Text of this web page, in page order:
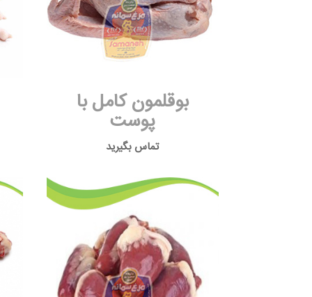
بوقلمون کامل با
پوست
تماس بگیرید